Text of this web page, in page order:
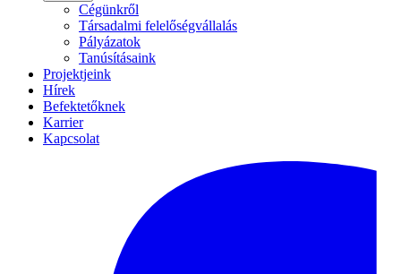
Cégünkről
Társadalmi felelőségvállalás
Pályázatok
Tanúsításaink
Projektjeink
Hírek
Befektetőknek
Karrier
Kapcsolat